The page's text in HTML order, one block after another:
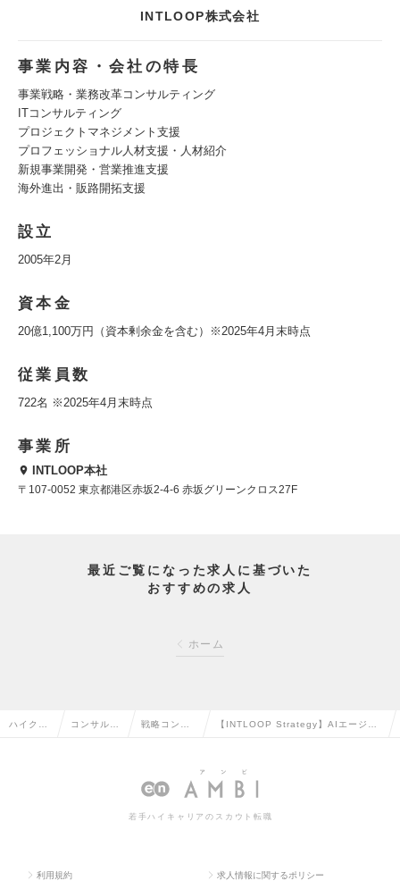
INTLOOP株式会社
事業内容・会社の特長
事業戦略・業務改革コンサルティング
ITコンサルティング
プロジェクトマネジメント支援
プロフェッショナル人材支援・人材紹介
新規事業開発・営業推進支援
海外進出・販路開拓支援
設立
2005年2月
資本金
20億1,100万円（資本剰余金を含む）※2025年4月末時点
従業員数
722名 ※2025年4月末時点
事業所
INTLOOP本社
〒107-0052 東京都港区赤坂2-4-6 赤坂グリーンクロス27F
最近ご覧になった求人に基づいた
おすすめの求人
ホーム
ハイクラ コンサルタ 戦略コンサ
転職
【INTLOOP Strategy】AIエージェ
人情報
若手ハイキャリアのスカウト転職
利用規約 求人情報に関するポリシー